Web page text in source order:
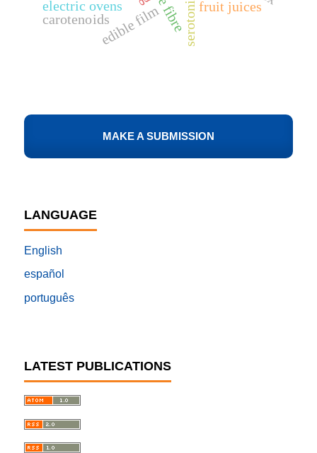
MAKE A SUBMISSION
LANGUAGE
English
español
português
serotonin
edible film fruit juices
electric ovens
carotenoids
LATEST PUBLICATIONS